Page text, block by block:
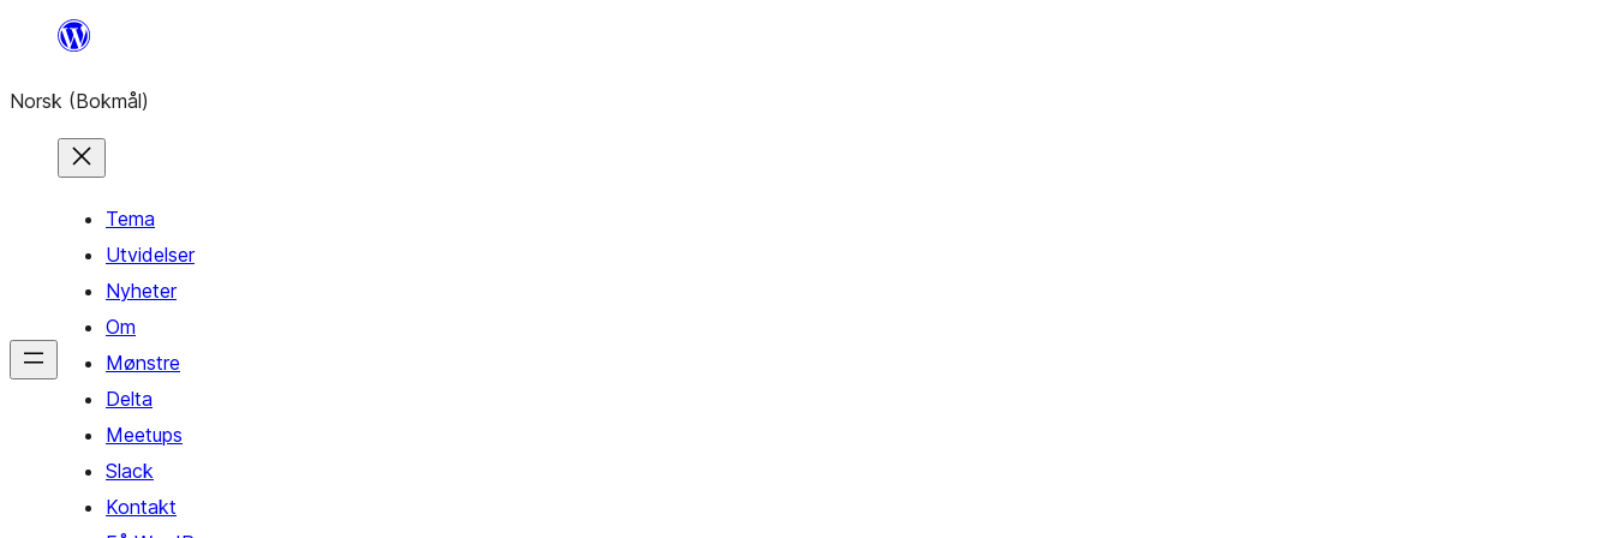
innhold
Norsk (Bokmål)
Tema
Utvidelser
Nyheter
Om
Mønstre
Delta
Meetups
Slack
Kontakt